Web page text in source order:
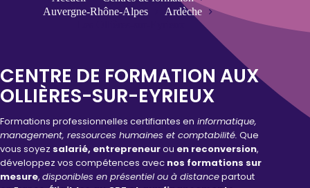
Auvergne-Rhône-Alpes
Ardèche
CENTRE DE FORMATION AUX
OLLIÈRES-SUR-EYRIEUX
Formations professionnelles certifiantes en informatique,
management, ressources humaines et comptabilité. Que
vous soyez salarié, entrepreneurou en reconversion,
développez vos compétences avec nos formations sur
mesure, disponibles en présentiel ou à distancepartout